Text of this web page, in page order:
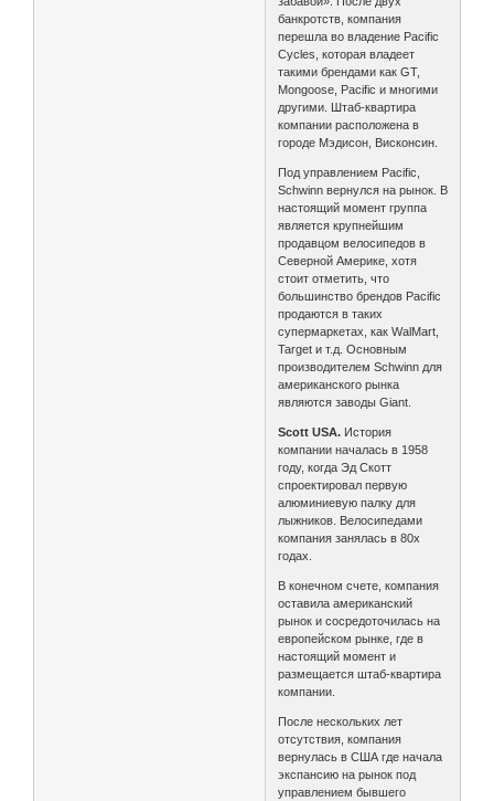
банкротств, компания
перешла во владение Pacific
Cycles, которая владеет
такими брендами как GT,
Mongoose, Pacific и многими
другими. Штаб-квартира
компании расположена в
городе Мэдисон, Висконсин.
Под управлением Pacific,
Schwinn вернулся на рынок. В
настоящий момент группа
является крупнейшим
продавцом велосипедов в
Северной Америке, хотя
стоит отметить, что
большинство брендов Pacific
продаются в таких
супермаркетах, как WalMart,
Target и т.д. Основным
производителем Schwinn для
американского рынка
являются заводы Giant.
Scott USA. История
компании началась в 1958
году, когда Эд Скотт
спроектировал первую
алюминиевую палку для
лыжников. Велосипедами
компания занялась в 80х
годах.
В конечном счете, компания
оставила американский
рынок и сосредоточилась на
европейском рынке, где в
настоящий момент и
размещается штаб-квартира
компании.
После нескольких лет
отсутствия, компания
вернулась в США где начала
экспансию на рынок под
управлением бывшего